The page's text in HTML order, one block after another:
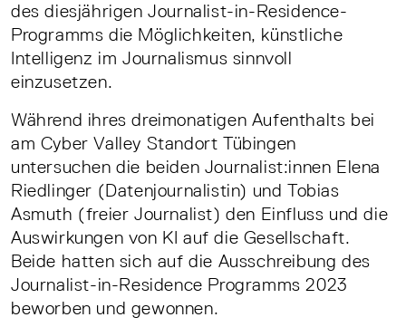
des diesjährigen Journalist-in-Residence-
Programms die Möglichkeiten, künstliche
Intelligenz im Journalismus sinnvoll
einzusetzen.
Während ihres dreimonatigen Aufenthalts bei
am Cyber Valley Standort Tübingen
untersuchen die beiden Journalist:innen Elena
Riedlinger (Datenjournalistin) und Tobias
Asmuth (freier Journalist) den Einfluss und die
Auswirkungen von KI auf die Gesellschaft.
Beide hatten sich auf die Ausschreibung des
Journalist-in-Residence Programms 2023
beworben und gewonnen.